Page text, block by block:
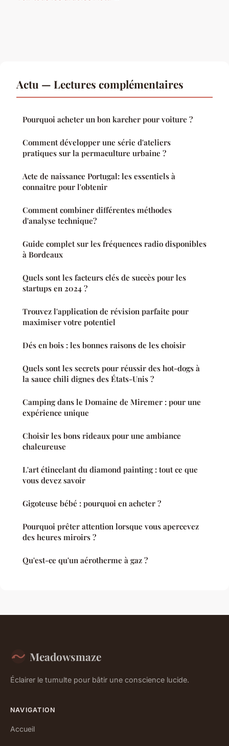
Actu — Lectures complémentaires
Pourquoi acheter un bon karcher pour voiture ?
Comment développer une série d'ateliers
pratiques sur la permaculture urbaine ?
Acte de naissance Portugal: les essentiels à
connaitre pour l'obtenir
Comment combiner différentes méthodes
d'analyse technique?
Guide complet sur les fréquences radio disponibles
à Bordeaux
Quels sont les facteurs clés de succès pour les
startups en 2024 ?
Trouvez l'application de révision parfaite pour
maximiser votre potentiel
Dés en bois : les bonnes raisons de les choisir
Quels sont les secrets pour réussir des hot-dogs à
la sauce chili dignes des États-Unis ?
Camping dans le Domaine de Miremer : pour une
expérience unique
Choisir les bons rideaux pour une ambiance
chaleureuse
L'art étincelant du diamond painting : tout ce que
vous devez savoir
Gigoteuse bébé : pourquoi en acheter ?
Pourquoi prêter attention lorsque vous apercevez
des heures miroirs ?
Qu'est-ce qu'un aérotherme à gaz ?
Meadowsmaze
Éclairer le tumulte pour bâtir une conscience lucide.
NAVIGATION
Accueil